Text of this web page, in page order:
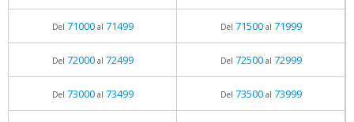
Del 71000al 71499 Del 71500al 71999
Del 72000al 72499 Del 72500al 72999
Del 73000al 73499 Del 73500al 73999